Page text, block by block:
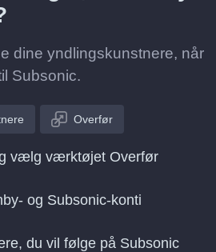
dine yndlingskunstnere, når
Subsonic.
Overfør
vælg værktøjet Overfør
og Subsonic-konti
du vil følge på Subsonic